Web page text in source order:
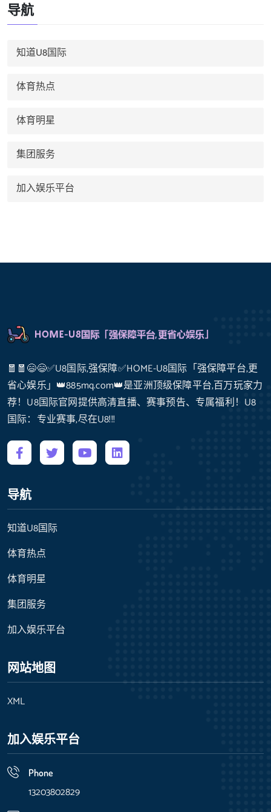
导航
知道U8国际
体育热点
体育明星
集团服务
加入娱乐平台
🧧🧧😄😄✅U8国际,强保障✅HOME-U8国际「强保障平台,更
省心娱乐」👑885mq.com👑是亚洲顶级保障平台,百万玩家力
荐！U8国际官网提供高清直播、赛事预告、专属福利！U8
国际：专业赛事,尽在U8!!!
导航
知道U8国际
体育热点
体育明星
集团服务
加入娱乐平台
网站地图
XML
加入娱乐平台
Phone
13203802829